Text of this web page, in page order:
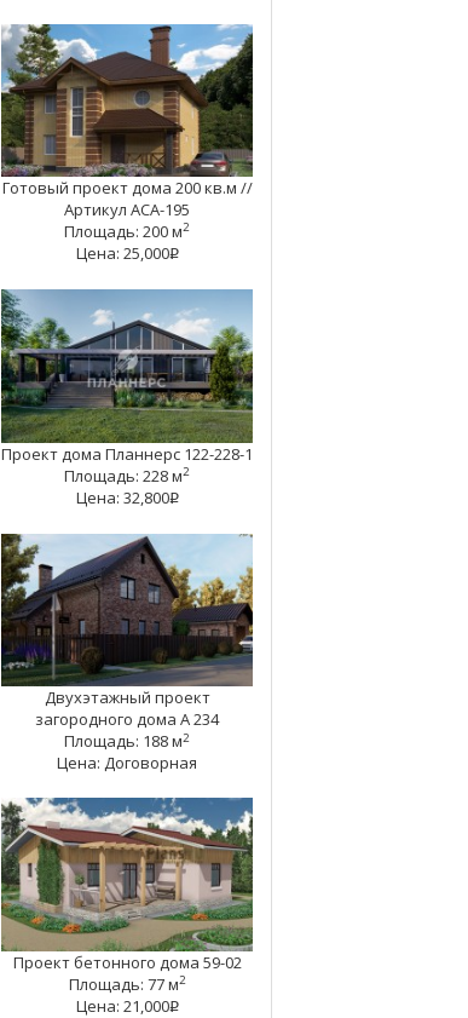
Готовый проект дома 200 кв.м //
Артикул АСА-195
Площадь: 200 м2
Цена: 25,000q
Проект дома Планнерс 122-228-1
Площадь: 228 м2
Цена: 32,800q
Двухэтажный проект
загородного дома А 234
Площадь: 188 м2
Цена: Договорная
Проект бетонного дома 59-02
Площадь: 77 м2
Цена: 21,000q